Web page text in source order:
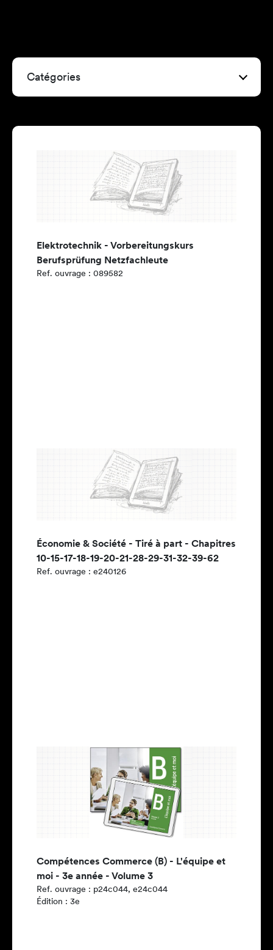
Catégories
Elektrotechnik - Vorbereitungskurs
Berufsprüfung Netzfachleute
Ref. ouvrage : 089582
Économie & Société - Tiré à part - Chapitres
10-15-17-18-19-20-21-28-29-31-32-39-62
Ref. ouvrage : e240126
Compétences Commerce (B) - L'équipe et
moi - 3e année - Volume 3
Ref. ouvrage : p24c044, e24c044
Édition : 3e